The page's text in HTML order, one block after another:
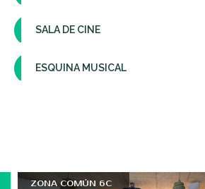
SALA DE CINE
ESQUINA MUSICAL
ZONA COMÚN 6C